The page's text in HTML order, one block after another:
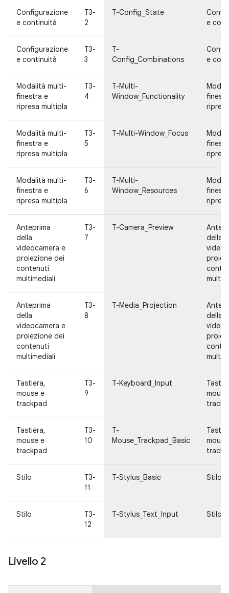
Configurazione
e continuità
T3-
2
T-Config_State
e
Configurazione
e continuità
T3-
3
T-
Config_Combinations
e
Modalità multi-
finestra e
ripresa multipla
T3-
4
T-Multi-
Window_Functionality
Modalità multi-
finestra e
ripresa multipla
T3-
5
T-Multi-Window_Focus
Modalità multi-
finestra e
ripresa multipla
T3-
6
T-Multi-
Window_Resources
Anteprima
della
videocamera e
proiezione dei
contenuti
multimediali
T3-
7
T-Camera_Preview
della
Anteprima
della
videocamera e
proiezione dei
contenuti
multimediali
T3-
8
T-Media_Projection
della
Tastiera,
mouse e
trackpad
T3-
9
T-Keyboard_Input
Tastiera,
mouse e
trackpad
T3-
10
T-
Mouse_Trackpad_Basic
Stilo
T3-
11
T-Stylus_Basic Stilo
Stilo
T3-
12
T-Stylus_Text_Input Stilo
Livello 2